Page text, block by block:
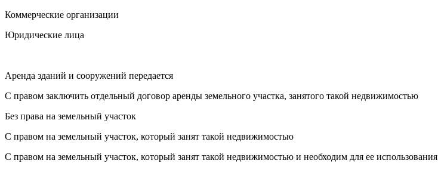
Коммерческие организации
Юридические лица
Аренда зданий и сооружений передается
С правом заключить отдельный договор аренды земельного участка, занятого такой недвижимостью
Без права на земельный участок
С правом на земельный участок, который занят такой недвижимостью
С правом на земельный участок, который занят такой недвижимостью и необходим для ее использования